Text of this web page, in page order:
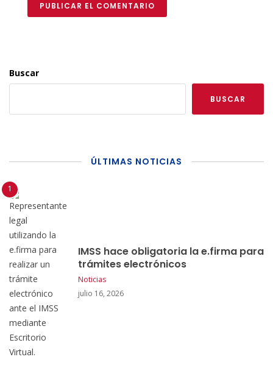
PUBLICAR EL COMENTARIO
Buscar
BUSCAR
ÚLTIMAS NOTICIAS
IMSS hace obligatoria la e.firma para
trámites electrónicos
Noticias
julio 16, 2026